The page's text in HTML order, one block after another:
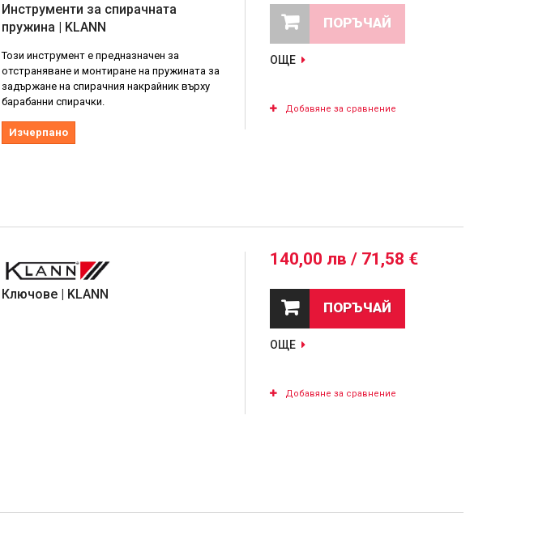
Инструменти за спирачната
пружина | KLANN
Този инструмент е предназначен за
отстраняване и монтиране на пружината за
задържане на спирачния накрайник върху
барабанни спирачки.
Изчерпано
ПОРЪЧАЙ
ОЩЕ
Добавяне за сравнение
Ключове | KLANN
140,00 лв / 71,58 €
ПОРЪЧАЙ
ОЩЕ
Добавяне за сравнение